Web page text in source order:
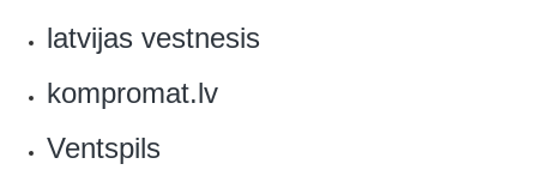
latvijas vestnesis‎
‎kompromat.lv
‎Ventspils